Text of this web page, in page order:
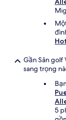
Gần Sân golf
sang trọng
5